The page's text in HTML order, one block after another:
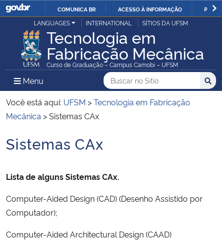
IR
PARA
O
CONTEÚDO
COMUNICA BR ACESSO À INFORMAÇÃO
Ministério da Justiça e Segurança Pública
Ministério da Defesa
Ministério das Relações Exteriores
Ministério da Infraestrutura
Ministério da Agricultura, Pecuária e Abastecimento
Ministério da Educação
Ministério da Cidadania
LANGUAGES INTERNATIONAL SÍTIOS DA UFSM
Tecnologia em
Fabricação Mecânica
Curso de Graduação – Campus Camobi – UFSM
Menu Menu Principal do Sítio
Busca
Buscar no no Sítio
Busca:
Você está aqui: UFSM >Tecnologia em Fabricação
Mecânica >Sistemas CAx
Início do conteúdo
Sistemas CAx
Lista de alguns Sistemas CAx.
Computer-Aided Design (CAD) (Desenho Assistido por
Computador);
Computer-Aided Architectural Design (CAAD)